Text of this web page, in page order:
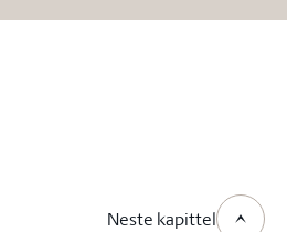
Neste kapittel